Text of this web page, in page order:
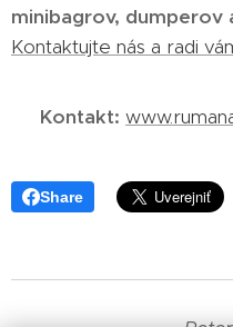
minibagrov,
Kontaktujte nás a radi
Kontakt:
Share